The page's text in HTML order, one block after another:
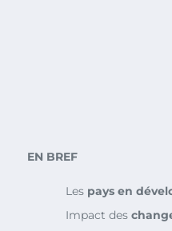
EN BREF
Les pays en
Impact des